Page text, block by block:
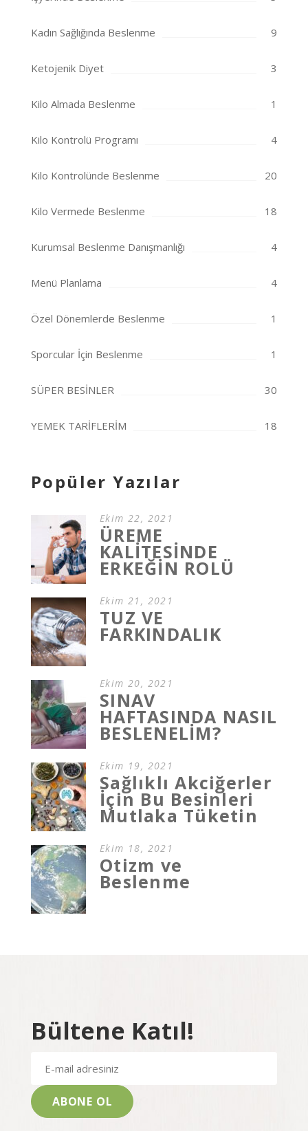
Kadın Sağlığında Beslenme 9
Ketojenik Diyet 3
Kilo Almada Beslenme 1
Kilo Kontrolü Programı 4
Kilo Kontrolünde Beslenme 20
Kilo Vermede Beslenme 18
Kurumsal Beslenme Danışmanlığı 4
Menü Planlama 4
Özel Dönemlerde Beslenme 1
Sporcular İçin Beslenme 1
SÜPER BESİNLER 30
YEMEK TARİFLERİM 18
Popüler Yazılar
Ekim 22, 2021
ÜREME
KALİTESİNDE
ERKEĞİN ROLÜ
Ekim 21, 2021
TUZ VE
FARKINDALIK
Ekim 20, 2021
SINAV
HAFTASINDA NASIL
BESLENELİM?
Ekim 19, 2021
Sağlıklı Akciğerler
İçin Bu Besinleri
Mutlaka Tüketin
Ekim 18, 2021
Otizm ve
Beslenme
Bültene Katıl!